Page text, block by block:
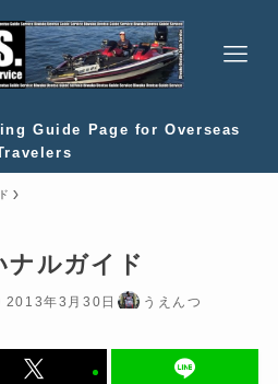
Guide Page for Overseas
ルガイド
2013年3月30日 うえんつ